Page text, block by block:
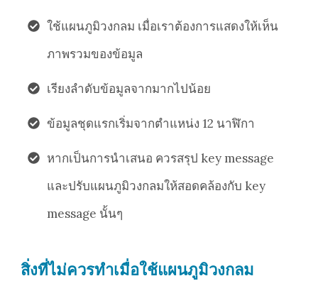
ใช้แผนภูมิวงกลม เมื่อเราต้องการแสดงให้เห็น
ภาพรวมของข้อมูล
เรียงลำดับข้อมูลจากมากไปน้อย
ข้อมูลชุดแรกเริ่มจากตำแหน่ง 12 นาฬิกา
หากเป็นการนำเสนอ ควรสรุป key message
และปรับแผนภูมิวงกลมให้สอดคล้องกับ key
message นั้นๆ
สิ่งที่ไม่ควรทำเมื่อใช้แผนภูมิวงกลม